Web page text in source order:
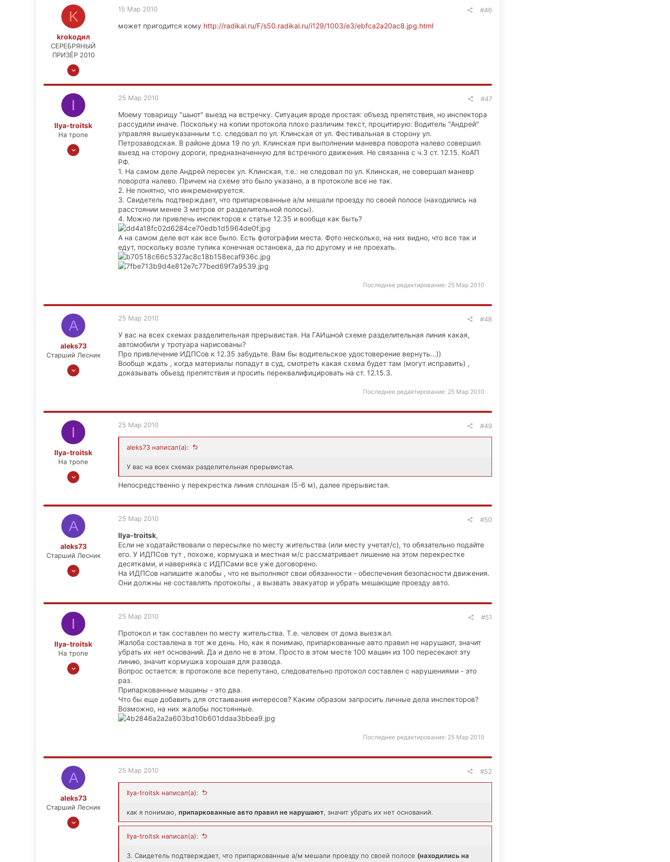
K
krokoдил
СЕРЕБРЯНЫЙ
ПРИЗЁР 2010
13 Июн 2008
Москва
15 Мар 2010 #46
может пригодится кому http://radikal.ru/F/s50.radikal.ru/i129/1003/e3/ebfca2a20ac8.jpg.html
I
Ilya-troitsk
На тропе
2 Авг 2008
25 Мар 2010 #47
Моему товарищу "шьют" выезд на встречку. Ситуация вроде простая: объезд препятствия, но инспектора
рассудили иначе. Поскольку на копии протокола плохо различим текст, процитирую: Водитель "Андрей"
управляя вышеуказанным т.с. следовал по ул. Клинская от ул. Фестивальная в сторону ул.
Петрозаводская. В районе дома 19 по ул. Клинская при выполнении маневра поворота налево совершил
выезд на сторону дороги, предназначенную для встречного движения. Не связанна с ч.3 ст. 12.15. КоАП
РФ.
1. На самом деле Андрей пересек ул. Клинская, т.е.: не следовал по ул. Клинская, не совершал маневр
поворота налево. Причем на схеме это было указано, а в протоколе все не так.
2. Не понятно, что инкременируется.
3. Свидетель подтверждает, что припаркованные а/м мешали проезду по своей полосе (находились на
расстоянии менее 3 метров от разделительной полосы).
4. Можно ли привлечь инспекторов к статье 12.35 и вообще как быть?
А на самом деле вот как все было. Есть фотографии места. Фото несколько, на них видно, что все так и
едут, поскольку возле тупика конечная остановка, да по другому и не проехать.
Последнее редактирование: 25 Мар 2010
A
aleks73
Старший Лесник
26 Апр 2008
25 Мар 2010 #48
У вас на всех схемах разделительная прерывистая. На ГАИшной схеме разделительная линия какая,
автомобили у тротуара нарисованы?
Про привлечение ИДПСов к 12.35 забудьте. Вам бы водительское удостоверение вернуть...))
Вообще ждать , когда материалы попадут в суд, смотреть какая схема будет там (могут исправить) ,
доказывать обьезд препятствия и просить переквалифицировать на ст. 12.15.3.
Последнее редактирование: 25 Мар 2010
I
Ilya-troitsk
На тропе
2 Авг 2008
25 Мар 2010 #49
aleks73 написал(а):
У вас на всех схемах разделительная прерывистая.
Непосредственно у перекрестка линия сплошная (5-6 м), далее прерывистая.
A
aleks73
Старший Лесник
26 Апр 2008
63
25 Мар 2010 #50
Ilya-troitsk,
Если не ходатайствовали о пересылке по месту жительства (или месту учетат/с), то обязательно подайте
его. У ИДПСов тут , похоже, кормушка и местная м/с рассматривает лишение на этом перекрестке
десятками, и наверняка с ИДПСами все уже договорено.
На ИДПСов напишите жалобы , что не выполняют свои обязанности - обеспечения безопасности движения.
Они должны не составлять протоколы , а вызвать эвакуатор и убрать мешающие проезду авто.
I
Ilya-troitsk
На тропе
2 Авг 2008
25 Мар 2010 #51
Протокол и так составлен по месту жительства. Т.е. человек от дома выезжал.
Жалоба составлена в тот же день. Но, как я понимаю, припаркованные авто правил не нарушают, значит
убрать их нет оснований. Да и дело не в этом. Просто в этом месте 100 машин из 100 пересекают эту
линию, значит кормушка хорошая для развода.
Вопрос остается: в протоколе все перепутано, следовательно протокол составлен с нарушениями - это
раз.
Припаркованные машины - это два.
Что бы еще добавить для отстаивания интересов? Каким образом запросить личные дела инспекторов?
Возможно, на них жалобы постоянные.
Последнее редактирование: 25 Мар 2010
A
aleks73
Старший Лесник
26 Апр 2008
25 Мар 2010 #52
Ilya-troitsk написал(а):
как я понимаю, припаркованные авто правил не нарушают, значит убрать их нет оснований.
Ilya-troitsk написал(а):
3. Свидетель подтверждает, что припаркованные а/м мешали проезду по своей полосе (находились на